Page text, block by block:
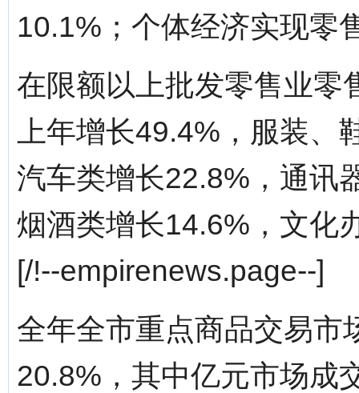
10.1%；个体经济实现零
在限额以上批发零售业零
上年增长49.4%，服装
汽车类增长22.8%，通讯
烟酒类增长14.6%，文化
[/!--empirenews.page--]
全年全市重点商品交易市
20.8%，其中亿元市场成